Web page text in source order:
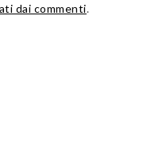
dai commenti.